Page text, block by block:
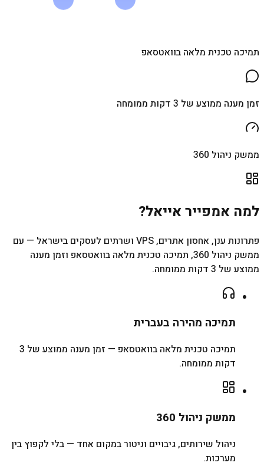
תמיכה טכנית מלאה בוואטסאפ
זמן מענה ממוצע של 3 דקות ממומחה
ממשק ניהול 360
למה אמפייר אייאל?
פתרונות ענן, אחסון אתרים, VPS ושרתים לעסקים בישראל — עם
ממשק ניהול 360, תמיכה טכנית מלאה בוואטסאפ וזמן מענה
ממוצע של 3 דקות ממומחה.
תמיכה מהירה בעברית
תמיכה טכנית מלאה בוואטסאפ — זמן מענה ממוצע של 3
דקות ממומחה.
ממשק ניהול 360
ניהול שירותים, גיבויים וניטור במקום אחד — בלי לקפוץ בין
מערכות.